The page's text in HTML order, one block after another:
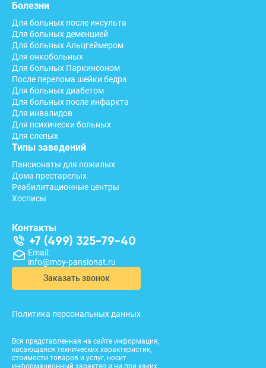
Вся представленная на сайте информация,
касающаяся технических характеристик,
стоимости товаров и услуг, носит
Болезни
Для больных после инсульта
Для больных деменцией
Для больных Альцгеймером
Для онкобольных
Для больных Паркинсоном
После перелома шейки бедра
Для больных диабетом
Для больных после инфаркта
Для инвалидов
Для психически больных
Для слепых
Типы заведений
Пансионаты для пожилых
Дома престарелых
Реабилитационные центры
Хосписы
Контакты
+7 (499) 325-79-40
Email:
info@moy-pansionat.ru
Заказать звонок
Политика персональных данных